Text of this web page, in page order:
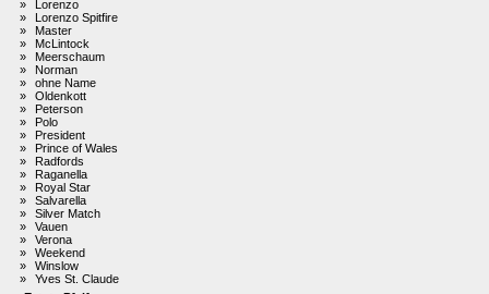
»
Lorenzo
»
Lorenzo Spitfire
»
Master
»
McLintock
»
Meerschaum
»
Norman
»
ohne Name
»
Oldenkott
»
Peterson
»
Polo
»
President
»
Prince of Wales
»
Radfords
»
Raganella
»
Royal Star
»
Salvarella
»
Silver Match
»
Vauen
»
Verona
»
Weekend
»
Winslow
»
Yves St. Claude